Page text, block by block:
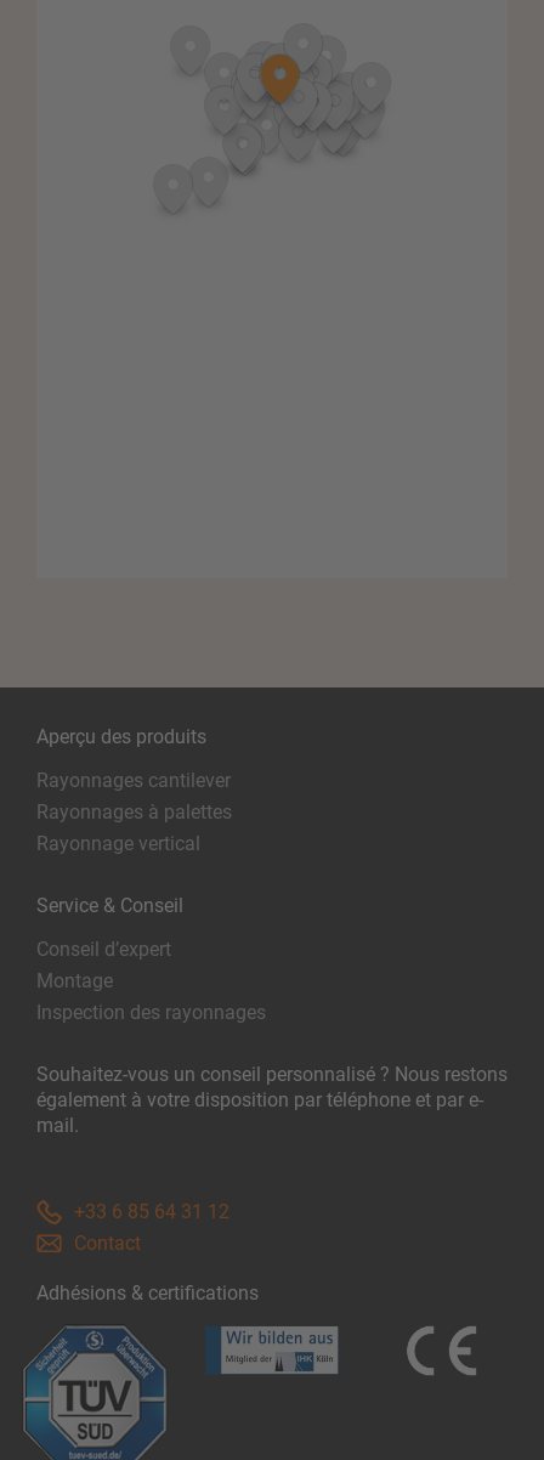
Aperçu des produits
Rayonnages cantilever
Rayonnages à palettes
Rayonnage vertical
Service & Conseil
Conseil d’expert
Montage
Inspection des rayonnages
Souhaitez-vous un conseil personnalisé ? Nous restons
également à votre disposition par téléphone et par e-
mail.
+33 6 85 64 31 12
Contact
Adhésions & certifications